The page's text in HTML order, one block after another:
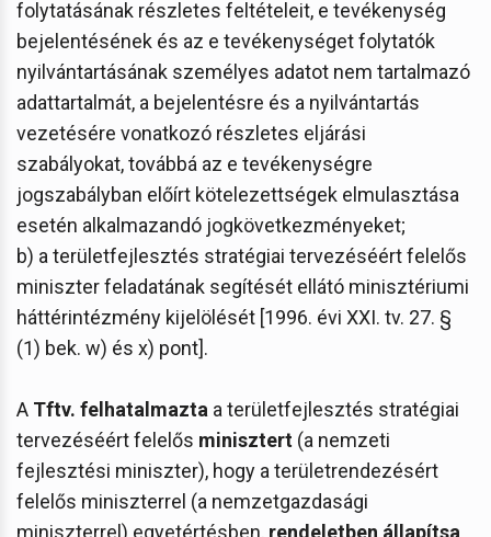
folytatásának részletes feltételeit, e tevékenység
bejelentésének és az e tevékenységet folytatók
nyilvántartásának személyes adatot nem tartalmazó
adattartalmát, a bejelentésre és a nyilvántartás
vezetésére vonatkozó részletes eljárási
szabályokat, továbbá az e tevékenységre
jogszabályban előírt kötelezettségek elmulasztása
esetén alkalmazandó jogkövetkezményeket;
b) a területfejlesztés stratégiai tervezéséért felelős
miniszter feladatának segítését ellátó minisztériumi
háttérintézmény kijelölését [1996. évi XXI. tv. 27. §
(1) bek. w) és x) pont].
A Tftv. felhatalmazta a területfejlesztés stratégiai
tervezéséért felelős minisztert (a nemzeti
fejlesztési miniszter), hogy a területrendezésért
felelős miniszterrel (a nemzetgazdasági
miniszterrel) egyetértésben, rendeletben állapítsa